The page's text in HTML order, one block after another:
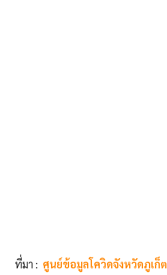
ที่มา : ศูนย์ข้อมูลโควิดจังหวัดภูเก็ต